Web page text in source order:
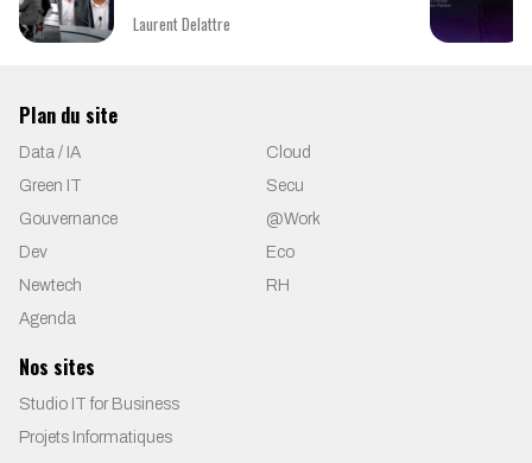
Laurent Delattre
Plan du site
Data / IA
Cloud
Green IT
Secu
Gouvernance
@Work
Dev
Eco
Newtech
RH
Agenda
Nos sites
Studio IT for Business
Projets Informatiques